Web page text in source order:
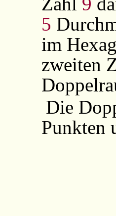
5
im
zweiten
Die
Punkten